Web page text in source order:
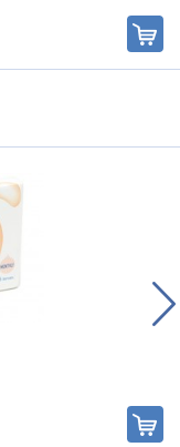
В
корзину
В
корзину